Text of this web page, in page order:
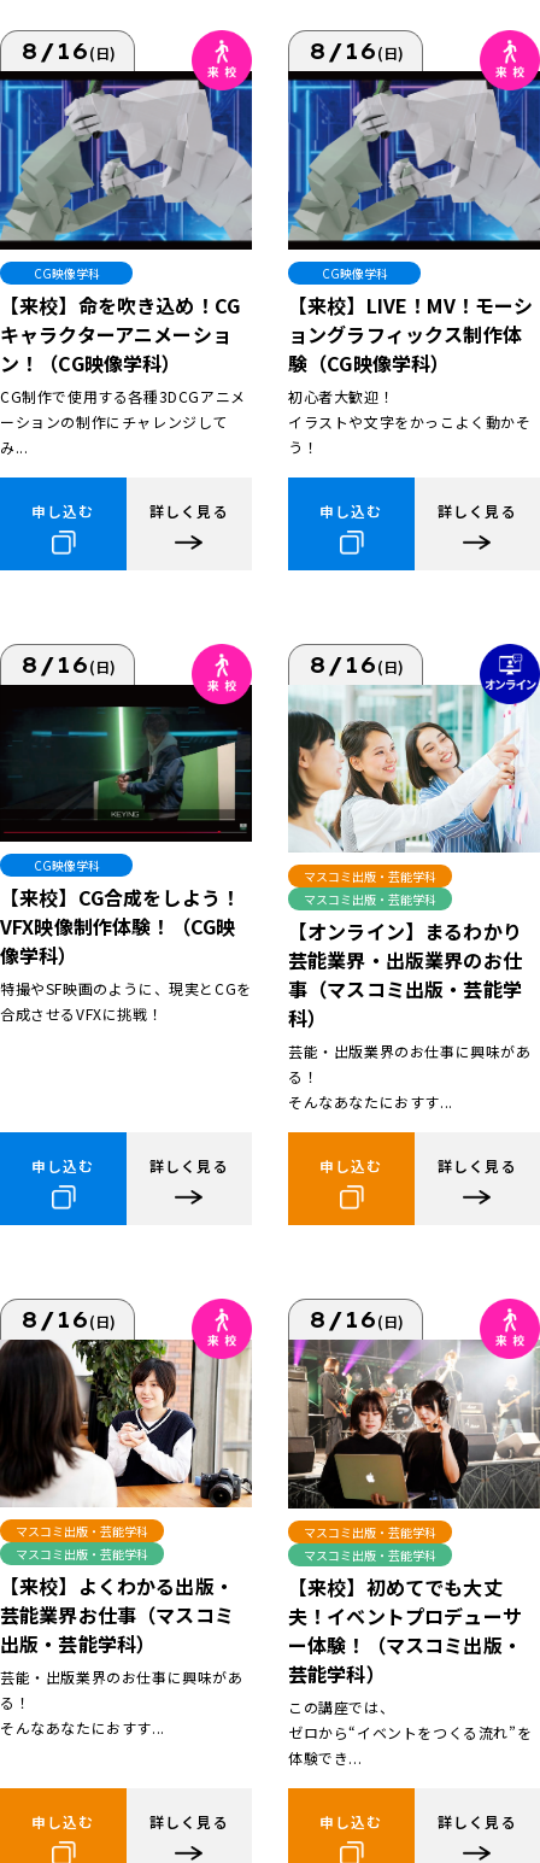
8/16(日)
CG映像学科
【来校】命を吹き込め！CG
キャラクターアニメーショ
ン！（CG映像学科）
CG制作で使用する各種3DCGアニメ
ーションの制作にチャレンジして
み...
申し込む 詳しく見る
8/16(日)
CG映像学科
【来校】LIVE！MV！モーシ
ョングラフィックス制作体
験（CG映像学科）
初心者大歓迎！
イラストや文字をかっこよく動かそ
う！
申し込む 詳しく見る
8/16(日)
CG映像学科
【来校】CG合成をしよう！
VFX映像制作体験！（CG映
像学科）
特撮やSF映画のように、現実とCGを
合成させるVFXに挑戦！
申し込む 詳しく見る
8/16(日)
マスコミ出版・芸能学科
マスコミ出版・芸能学科
【オンライン】まるわかり
芸能業界・出版業界のお仕
事（マスコミ出版・芸能学
科）
芸能・出版業界のお仕事に興味があ
る！
そんなあなたにおすす...
申し込む 詳しく見る
8/16(日)
マスコミ出版・芸能学科
マスコミ出版・芸能学科
【来校】よくわかる出版・
芸能業界お仕事（マスコミ
出版・芸能学科）
芸能・出版業界のお仕事に興味があ
る！
そんなあなたにおすす...
申し込む 詳しく見る
8/16(日)
マスコミ出版・芸能学科
マスコミ出版・芸能学科
【来校】初めてでも大丈
夫！イベントプロデューサ
ー体験！（マスコミ出版・
芸能学科）
この講座では、
ゼロから“イベントをつくる流れ”を
体験でき...
申し込む 詳しく見る